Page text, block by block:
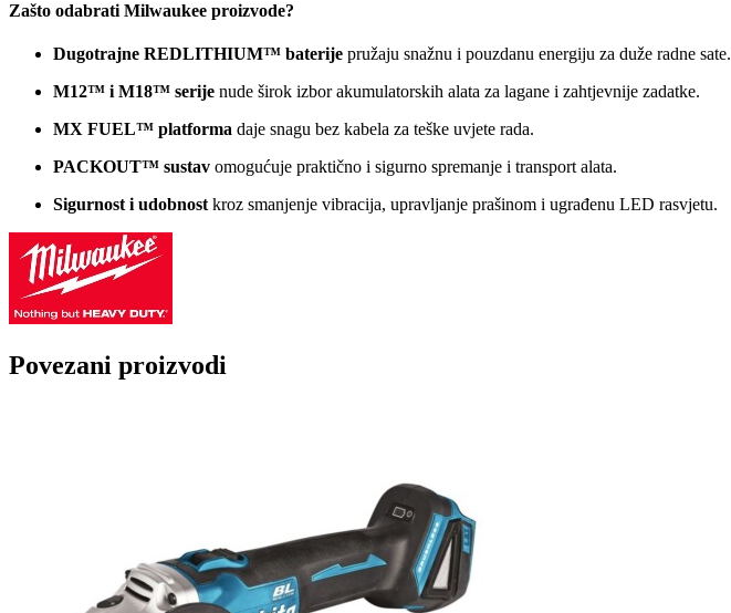
Zašto odabrati Milwaukee proizvode?
Dugotrajne REDLITHIUM™ baterije pružaju snažnu i pouzdanu energiju za duže radne sate.
M12™ i M18™ serije nude širok izbor akumulatorskih alata za lagane i zahtjevnije zadatke.
MX FUEL™ platforma daje snagu bez kabela za teške uvjete rada.
PACKOUT™ sustav omogućuje praktično i sigurno spremanje i transport alata.
Sigurnost i udobnost kroz smanjenje vibracija, upravljanje prašinom i ugrađenu LED rasvjetu.
Povezani proizvodi